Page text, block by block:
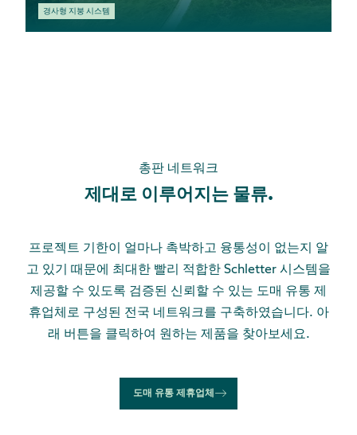
경사형 지붕 시스템
총판 네트워크
제대로 이루어지는 물류.
프로젝트 기한이 얼마나 촉박하고 융통성이 없는지 알
고 있기 때문에 최대한 빨리 적합한 Schletter 시스템을
제공할 수 있도록 검증된 신뢰할 수 있는 도매 유통 제
휴업체로 구성된 전국 네트워크를 구축하였습니다. 아
래 버튼을 클릭하여 원하는 제품을 찾아보세요.
도매 유통 제휴업체